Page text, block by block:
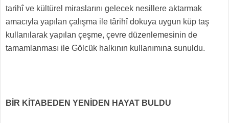
tarihî ve kültürel miraslarını gelecek nesillere aktarmak
amacıyla yapılan çalışma ile târihî dokuya uygun küp taş
kullanılarak yapılan çeşme, çevre düzenlemesinin de
tamamlanması ile Gölcük halkının kullanımına sunuldu.
BİR KİTABEDEN YENİDEN HAYAT BULDU